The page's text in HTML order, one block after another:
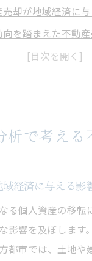
売却が地域経済に
向を踏まえた不動
売却と地域産業の関
不動産売却戦略の
却戦略に産業デー
業と不動産売却の
業の成長が不動産
析で考える
経済に与える影
る個人資産の移転
影響を及ぼします
都市では、土地や